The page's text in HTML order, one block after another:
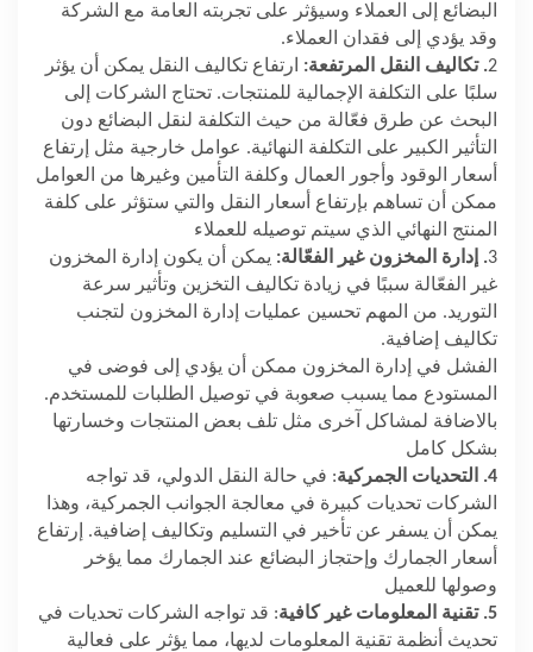
البضائع إلى العملاء وسيؤثر على تجربته العامة مع الشركة
وقد يؤدي إلى فقدان العملاء.
2. تكاليف النقل المرتفعة: ارتفاع تكاليف النقل يمكن أن يؤثر
سلبًا على التكلفة الإجمالية للمنتجات. تحتاج الشركات إلى
البحث عن طرق فعّالة من حيث التكلفة لنقل البضائع دون
التأثير الكبير على التكلفة النهائية. عوامل خارجية مثل إرتفاع
أسعار الوقود وأجور العمال وكلفة التأمين وغيرها من العوامل
ممكن أن تساهم بإرتفاع أسعار النقل والتي ستؤثر على كلفة
المنتج النهائي الذي سيتم توصيله للعملاء
3. إدارة المخزون غير الفعّالة: يمكن أن يكون إدارة المخزون
غير الفعّالة سببًا في زيادة تكاليف التخزين وتأثير سرعة
التوريد. من المهم تحسين عمليات إدارة المخزون لتجنب
تكاليف إضافية.
الفشل في إدارة المخزون ممكن أن يؤدي إلى فوضى في
المستودع مما يسبب صعوبة في توصيل الطلبات للمستخدم.
بالاضافة لمشاكل آخرى مثل تلف بعض المنتجات وخسارتها
بشكل كامل
4. التحديات الجمركية
: في حالة النقل الدولي، قد تواجه
الشركات تحديات كبيرة في معالجة الجوانب الجمركية، وهذا
يمكن أن يسفر عن تأخير في التسليم وتكاليف إضافية. إرتفاع
أسعار الجمارك وإحتجاز البضائع عند الجمارك مما يؤخر
وصولها للعميل
5. تقنية المعلومات غير كافية
: قد تواجه الشركات تحديات في
تحديث أنظمة تقنية المعلومات لديها، مما يؤثر على فعالية